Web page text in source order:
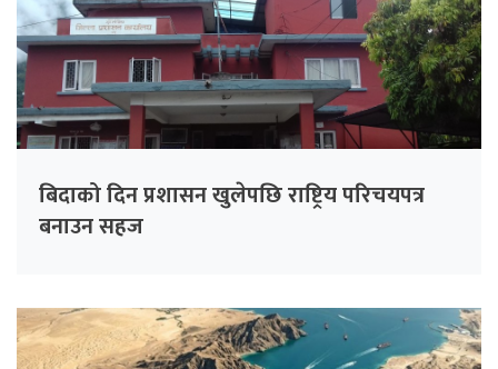
बिदाको दिन प्रशासन खुलेपछि राष्ट्रिय परिचयपत्र
बनाउन सहज